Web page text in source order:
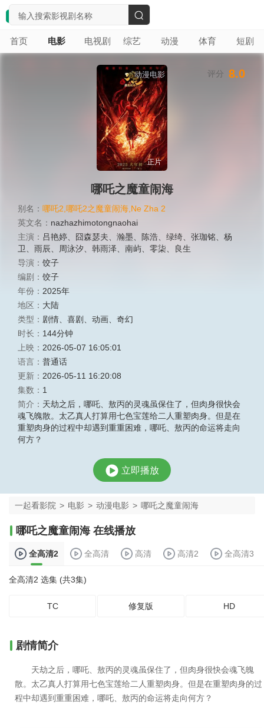
首页 电影 电视剧 综艺 动漫 体育 短剧
搜
索
动漫电影
正片
哪吒之魔童闹海
别名： 哪吒2,哪吒2之魔童闹海,Ne Zha 2
英文名： nazhazhimotongnaohai
主演： 吕艳婷 囧森瑟夫 瀚墨 陈浩 绿绮 张珈铭
杨
卫
雨辰 周泳汐 韩雨泽 南屿 零柒
良生
导演： 饺子
编剧： 饺子
年份： 2025年
地区： 大陆
类型： 剧情 喜剧 动画
奇幻
时长： 144分钟
上映： 2026-05-07 16:05:01
语言： 普通话
更新： 2026-05-11 16:20:08
集数： 1
简介： 天劫之后，哪吒、敖丙的灵魂虽保住了，但肉身很快会
魂飞魄散。太乙真人打算用七色宝莲给二人重塑肉身。但是在
重塑肉身的过程中却遇到重重困难，哪吒、敖丙的命运将走向
何方？
评分 8.0
立即播放
一起看影院 > 电影 > 动漫电影 > 哪吒之魔童闹海
哪吒之魔童闹海 在线播放
全高清2 全高清 高清 高清2 全高清3
全高清2 选集 (共3集)
TC 修复版 HD
剧情简介
天劫之后，哪吒、敖丙的灵魂虽保住了，但肉身很快会魂飞魄
散。太乙真人打算用七色宝莲给二人重塑肉身。但是在重塑肉身的过
程中却遇到重重困难，哪吒、敖丙的命运将走向何方？